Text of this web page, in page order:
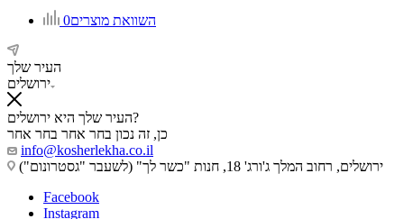
השוואת מוצרים0
העיר שלך
ירושלים
העיר שלך היא ירושלים?
כן, זה נכון בחר אחר בחר אחר
info@kosherlekha.co.il
ירושלים, רחוב המלך ג'ורג' 18, חנות "כשר לך" (לשעבר "גסטרונום")
Facebook
Instagram